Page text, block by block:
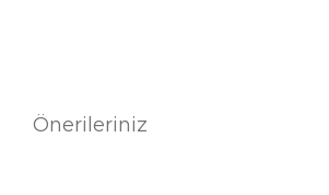
Önerileriniz